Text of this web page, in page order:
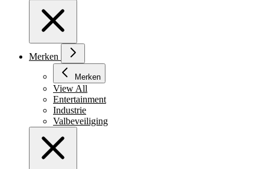
Merken
Merken
View All
Entertainment
Industrie
Valbeveiliging